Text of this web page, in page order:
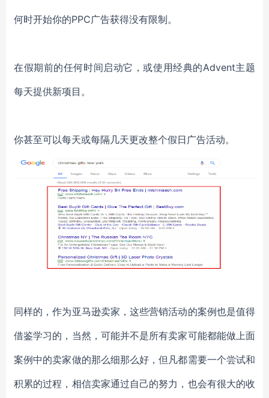
何时开始你的PPC广告获得没有限制。
在假期前的任何时间启动它，或使用经典的Advent主题
每天提供新项目。
你甚至可以每天或每隔几天更改整个假日广告活动。
同样的，作为亚马逊卖家，这些营销活动的案例也是值得
借鉴学习的，当然，可能并不是所有卖家可能都能做上面
案例中的卖家做的那么细那么好，但凡都需要一个尝试和
积累的过程，相信卖家通过自己的努力，也会有很大的收